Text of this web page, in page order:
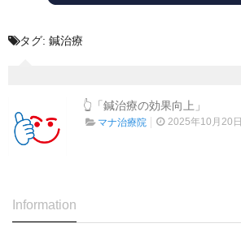
タグ: 鍼治療
👆「鍼治療の効果向上」
マナ治療院 2025年10月20日
Information